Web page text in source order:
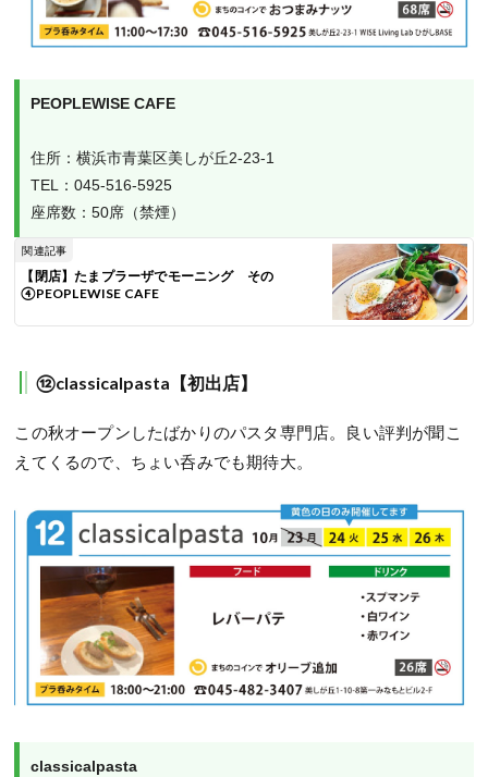
PEOPLEWISE CAFE
住所：横浜市青葉区美しが丘2-23-1
TEL：045-516-5925
座席数：50席（禁煙）
関連記事
【閉店】たまプラーザでモーニング その
④PEOPLEWISE CAFE
⑫classicalpasta【初出店】
この秋オープンしたばかりのパスタ専門店。良い評判が聞こ
えてくるので、ちょい呑みでも期待大。
classicalpasta